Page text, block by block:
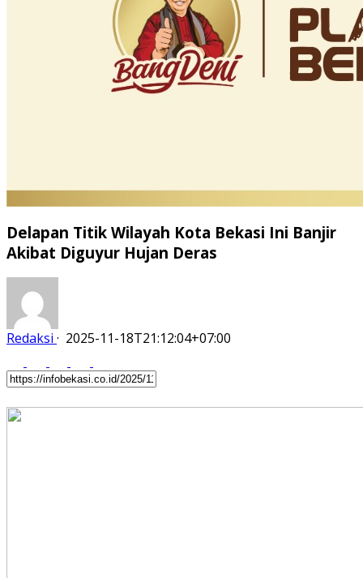
Delapan Titik Wilayah Kota Bekasi Ini Banjir
Akibat Diguyur Hujan Deras
Redaksi · 2025-11-18T21:12:04+07:00